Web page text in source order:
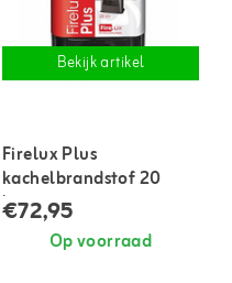
Bekijk artikel
Firelux Plus
kachelbrandstof 20
liter
€72,95
Op voorraad